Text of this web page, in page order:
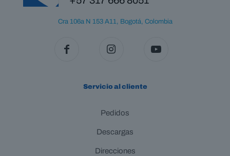
Cra 106a N 153 A11, Bogotá, Colombia
Servicio al cliente
Pedidos
Descargas
Direcciones